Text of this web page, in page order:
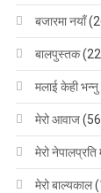
बजारमा नयाँ
बालपुस्तक
मलाई केही
मेरो आवाज
मेरो नेपालप्रति
मेरो बाल्यकाल